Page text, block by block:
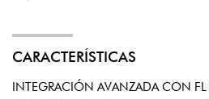
CARACTERÍSTICAS
INTEGRACIÓN AVANZADA CON